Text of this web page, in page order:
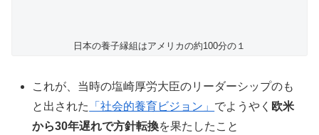
日本の養子縁組はアメリカの約100分の１
これが、当時の塩崎厚労大臣のリーダーシップのも
と出された
「社会的養育ビジョン」 でようやく 欧米
から30年遅れで方針転換を果たしたこと